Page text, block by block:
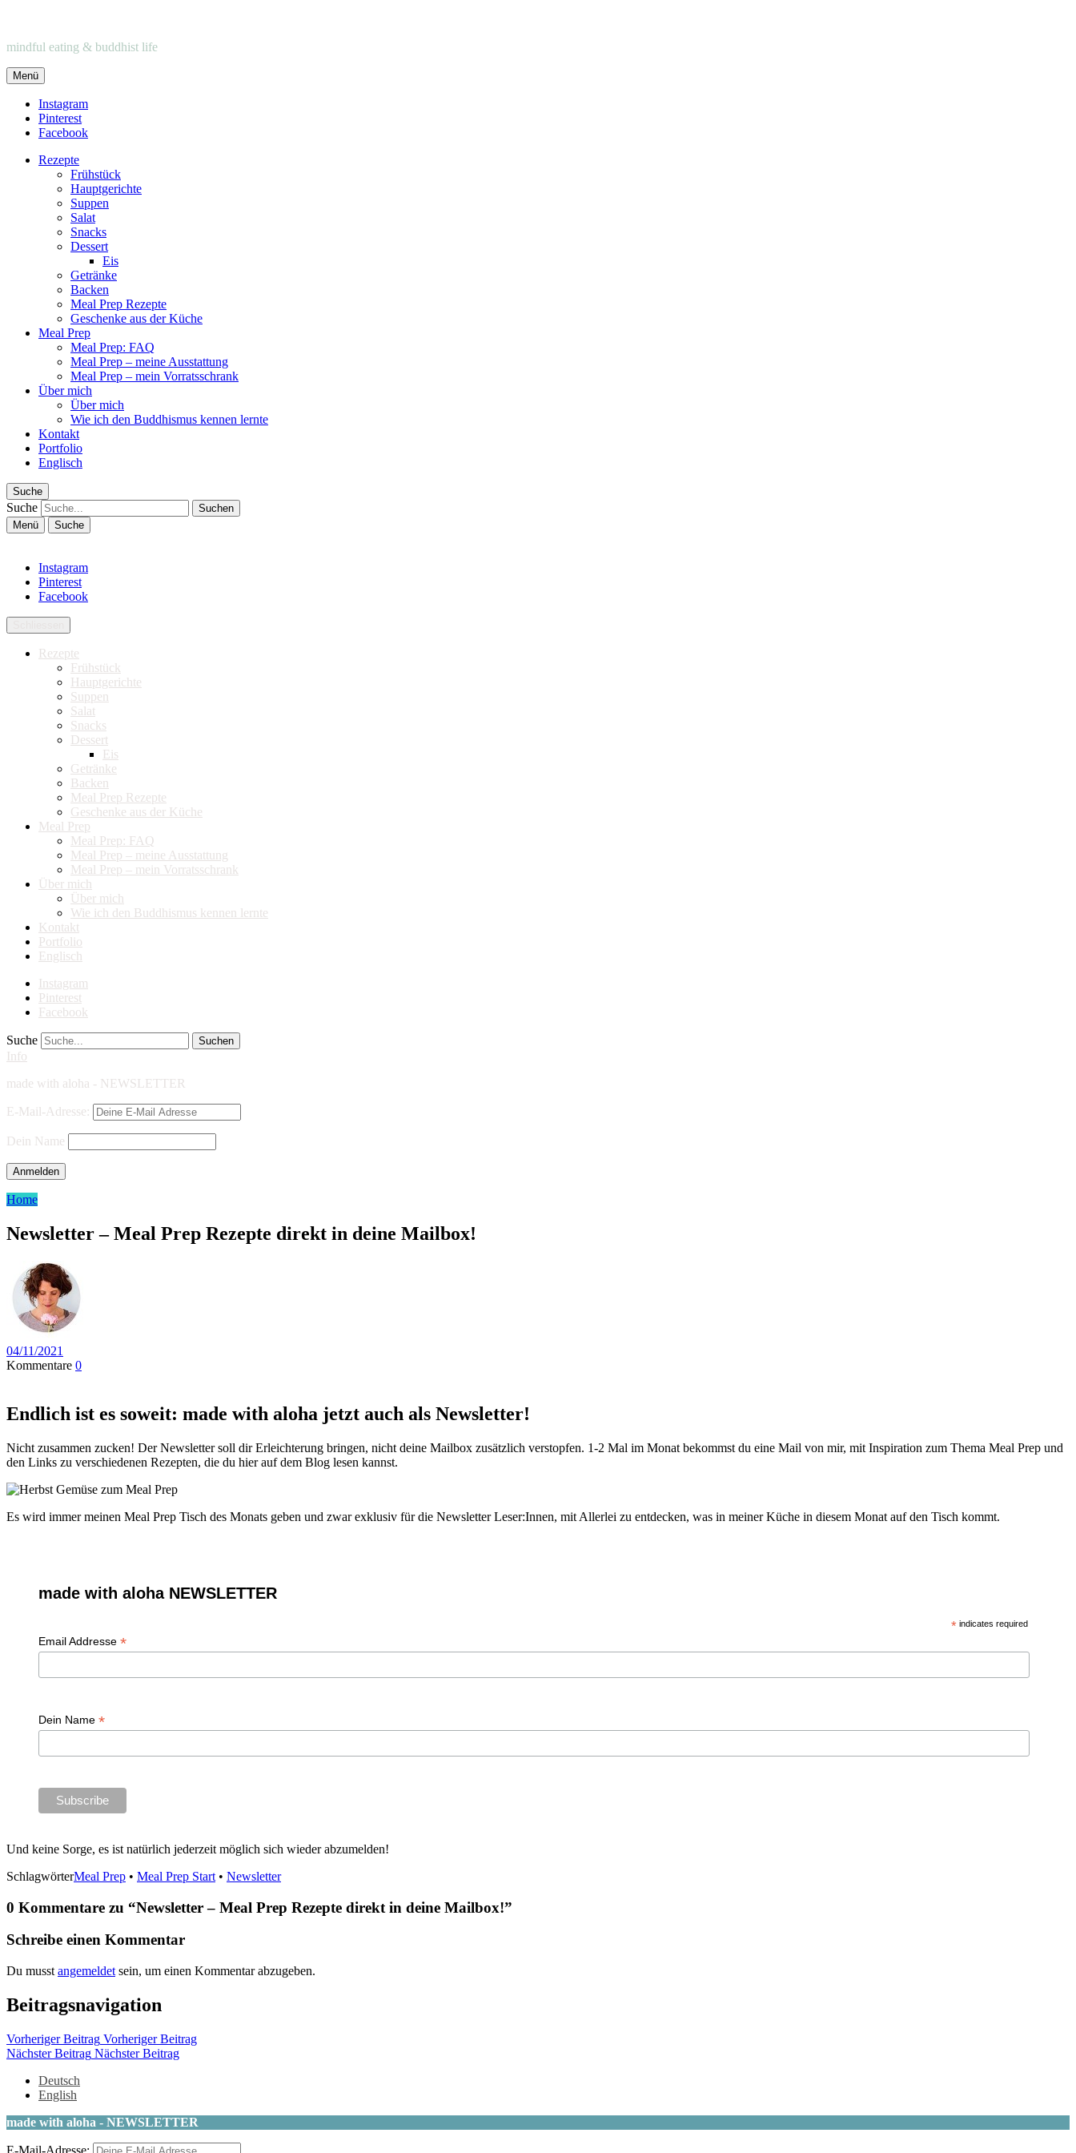
mindful eating & buddhist life
Menü
Instagram
Pinterest
Facebook
Rezepte
Frühstück
Hauptgerichte
Suppen
Salat
Snacks
Dessert
Eis
Getränke
Backen
Meal Prep Rezepte
Geschenke aus der Küche
Meal Prep
Meal Prep: FAQ
Meal Prep – meine Ausstattung
Meal Prep – mein Vorratsschrank
Über mich
Über mich
Wie ich den Buddhismus kennen lernte
Kontakt
Portfolio
Englisch
Suche
Suche
Menü Suche
Instagram
Pinterest
Facebook
Rezepte
Frühstück
Hauptgerichte
Suppen
Salat
Snacks
Dessert
Eis
Getränke
Backen
Meal Prep Rezepte
Geschenke aus der Küche
Meal Prep
Meal Prep: FAQ
Meal Prep – meine Ausstattung
Meal Prep – mein Vorratsschrank
Über mich
Über mich
Wie ich den Buddhismus kennen lernte
Kontakt
Portfolio
Englisch
Instagram
Pinterest
Facebook
Suche
Info
made with aloha - NEWSLETTER
E-Mail-Adresse:
Dein Name
Home
Newsletter – Meal Prep Rezepte direkt in deine Mailbox!
04/11/2021
Kommentare 0
Endlich ist es soweit: made with aloha jetzt auch als Newsletter!
Nicht zusammen zucken! Der Newsletter soll dir Erleichterung bringen, nicht deine Mailbox zusätzlich verstopfen. 1-2 Mal im Monat bekommst du eine Mail von mir, mit Inspiration zum Thema Meal Prep und
den Links zu verschiedenen Rezepten, die du hier auf dem Blog lesen kannst.
Es wird immer meinen Meal Prep Tisch des Monats geben und zwar exklusiv für die Newsletter Leser:Innen, mit Allerlei zu entdecken, was in meiner Küche in diesem Monat auf den Tisch kommt.
made with aloha NEWSLETTER
* indicates required
Email Addresse *
Dein Name *
Und keine Sorge, es ist natürlich jederzeit möglich sich wieder abzumelden!
SchlagwörterMeal Prep • Meal Prep Start • Newsletter
0 Kommentare zu “Newsletter – Meal Prep Rezepte direkt in deine Mailbox!”
Schreibe einen Kommentar
Du musst angemeldet sein, um einen Kommentar abzugeben.
Beitragsnavigation
Vorheriger Beitrag Vorheriger Beitrag
Nächster Beitrag Nächster Beitrag
Deutsch
English
made with aloha - NEWSLETTER
E-Mail-Adresse: